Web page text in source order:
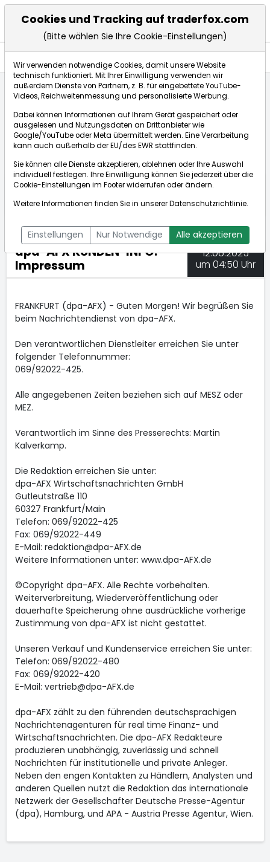
dpa-AFX KUNDEN-INFO: Impressum
dpa-AFX Compact
ÜBERSICHT DPA-AFX PROFEED
DPA-AFX COMPACT
NEWSBOT
dpa-AFX KUNDEN-INFO:
Impressum
12.06.2025
um 04:50 Uhr
FRANKFURT (dpa-AFX) - Guten Morgen! Wir begrüßen Sie
beim Nachrichtendienst von dpa-AFX.
Den verantwortlichen Dienstleiter erreichen Sie unter
folgender Telefonnummer:
069/92022-425.
Alle angegebenen Zeiten beziehen sich auf MESZ oder
MEZ.
Verantwortlich im Sinne des Presserechts: Martin
Kalverkamp.
Die Redaktion erreichen Sie unter:
dpa-AFX Wirtschaftsnachrichten GmbH
Gutleutstraße 110
60327 Frankfurt/Main
Telefon: 069/92022-425
Fax: 069/92022-449
E-Mail: redaktion@dpa-AFX.de
Weitere Informationen unter: www.dpa-AFX.de
©Copyright dpa-AFX. Alle Rechte vorbehalten.
Weiterverbreitung, Wiederveröffentlichung oder
dauerhafte Speicherung ohne ausdrückliche vorherige
Zustimmung von dpa-AFX ist nicht gestattet.
Unseren Verkauf und Kundenservice erreichen Sie unter:
Telefon: 069/92022-480
Fax: 069/92022-420
E-Mail: vertrieb@dpa-AFX.de
dpa-AFX zählt zu den führenden deutschsprachigen
Nachrichtenagenturen für real time Finanz- und
Wirtschaftsnachrichten. Die dpa-AFX Redakteure
produzieren unabhängig, zuverlässig und schnell
Nachrichten für institutionelle und private Anleger.
Neben den engen Kontakten zu Händlern, Analysten und
anderen Quellen nutzt die Redaktion das internationale
Netzwerk der Gesellschafter Deutsche Presse-Agentur
(dpa), Hamburg, und APA - Austria Presse Agentur, Wien.
Cookies und Tracking auf traderfox.com
(Bitte wählen Sie Ihre Cookie-Einstellungen)
Wir verwenden notwendige Cookies, damit unsere Website
technisch funktioniert. Mit Ihrer Einwilligung verwenden wir
außerdem Dienste von Partnern, z. B. für eingebettete YouTube-
Videos, Reichweitenmessung und personalisierte Werbung.
Dabei können Informationen auf Ihrem Gerät gespeichert oder
ausgelesen und Nutzungsdaten an Drittanbieter wie
Google/YouTube oder Meta übermittelt werden. Eine Verarbeitung
kann auch außerhalb der EU/des EWR stattfinden.
Sie können alle Dienste akzeptieren, ablehnen oder Ihre Auswahl
individuell festlegen. Ihre Einwilligung können Sie jederzeit über die
Cookie-Einstellungen im Footer widerrufen oder ändern.
Weitere Informationen finden Sie in unsererDatenschutzrichtlinie.
Einstellungen Nur Notwendige Alle akzeptieren